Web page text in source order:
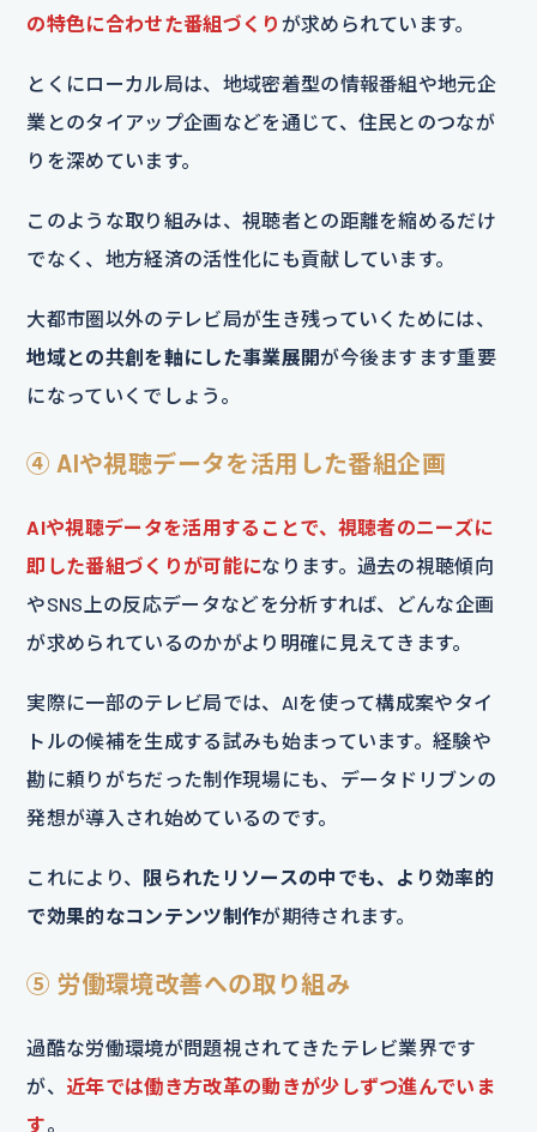
の特色に合わせた番組づくり が求められています。
とくにローカル局は、地域密着型の情報番組や地元企
業とのタイアップ企画などを通じて、住民とのつなが
りを深めています。
このような取り組みは、視聴者との距離を縮めるだけ
でなく、地方経済の活性化にも貢献しています。
大都市圏以外のテレビ局が生き残っていくためには、
地域との共創を軸にした事業展開が今後ますます重要
になっていくでしょう。
④ AIや視聴データを活用した番組企画
AIや視聴データを活用することで、視聴者のニーズに
即した番組づくりが可能になります。過去の視聴傾向
やSNS上の反応データなどを分析すれば、どんな企画
が求められているのかがより明確に見えてきます。
実際に一部のテレビ局では、AIを使って構成案やタイ
トルの候補を生成する試みも始まっています。経験や
勘に頼りがちだった制作現場にも、データドリブンの
発想が導入され始めているのです。
これにより、 限られたリソースの中でも、より効率的
で効果的なコンテンツ制作が期待されます。
⑤ 労働環境改善への取り組み
過酷な労働環境が問題視されてきたテレビ業界です
が、 近年では働き方改革の動きが少しずつ進んでいま
す。